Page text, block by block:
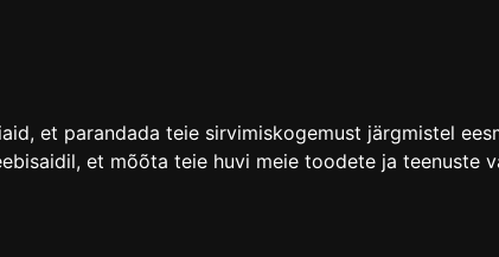
et parandada teie sirvimiskogemust järgmistel
, et mõõta teie huvi meie toodete ja teenuste